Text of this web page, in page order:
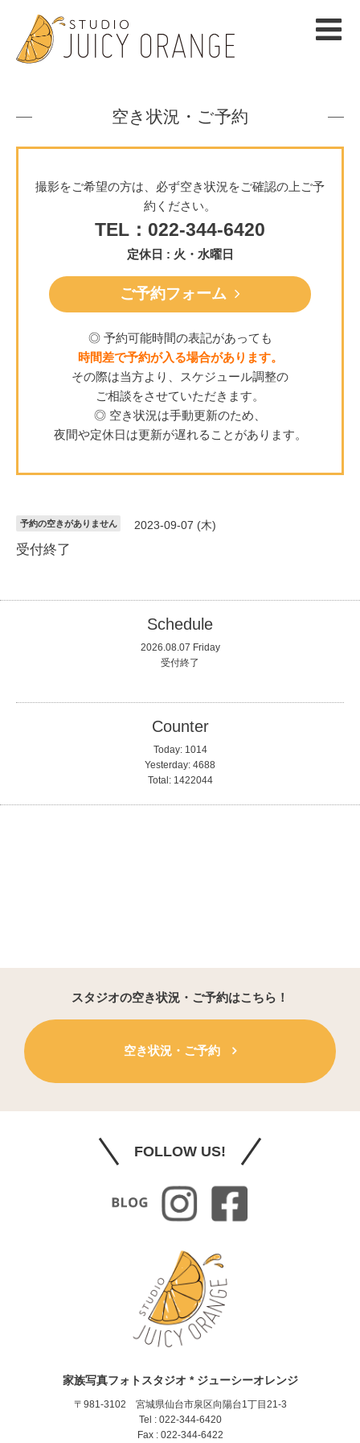
空き状況・ご予約
撮影をご希望の方は、必ず空き状況をご確認の上ご予
約ください。
TEL：022-344-6420
定休日 : 火・水曜日
ご予約フォーム
◎ 予約可能時間の表記があっても
時間差で予約が入る場合があります。
その際は当方より、スケジュール調整の
ご相談をさせていただきます。
◎ 空き状況は手動更新のため、
夜間や定休日は更新が遅れることがあります。
予約の空きがありません 2023-09-07 (木)
受付終了
Schedule
2026.08.07 Friday
受付終了
Counter
Today: 1014
Yesterday: 4688
Total: 1422044
スタジオの空き状況・ご予約はこちら！
空き状況・ご予約
FOLLOW US!
家族写真フォトスタジオ * ジューシーオレンジ
〒981-3102 宮城県仙台市泉区向陽台1丁目21-3
Tel : 022-344-6420
Fax : 022-344-6422